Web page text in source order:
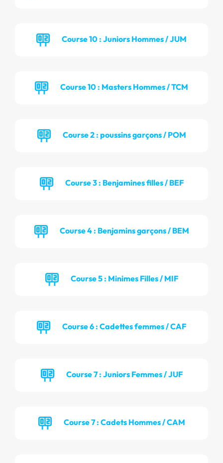
Course 10 : Juniors Hommes / JUM
Course 10 : Masters Hommes / TCM
Course 2 : poussins garçons / POM
Course 3 : Benjamines filles / BEF
Course 4 : Benjamins garçons / BEM
Course 5 : Minimes Filles / MIF
Course 6 : Cadettes femmes / CAF
Course 7 : Juniors Femmes / JUF
Course 7 : Cadets Hommes / CAM